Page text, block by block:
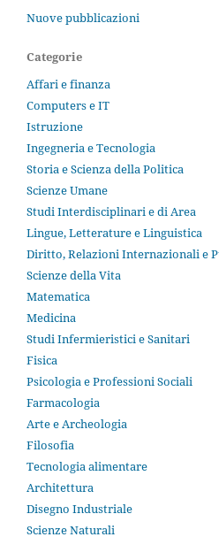
Nuove pubblicazioni
Categorie
Affari e finanza
Computers e IT
Istruzione
Ingegneria e Tecnologia
Storia e Scienza della Politica
Scienze Umane
Studi Interdisciplinari e di Area
Lingue, Letterature e Linguistica
Diritto, Relazioni Internazionali e
Scienze della Vita
Matematica
Medicina
Studi Infermieristici e Sanitari
Fisica
Psicologia e Professioni Sociali
Farmacologia
Arte e Archeologia
Filosofia
Tecnologia alimentare
Architettura
Disegno Industriale
Scienze Naturali